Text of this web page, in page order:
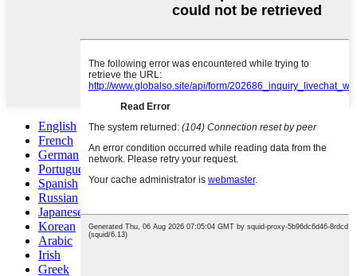
English
French
German
Portuguese
Spanish
Russian
Japanese
Korean
Arabic
Irish
Greek